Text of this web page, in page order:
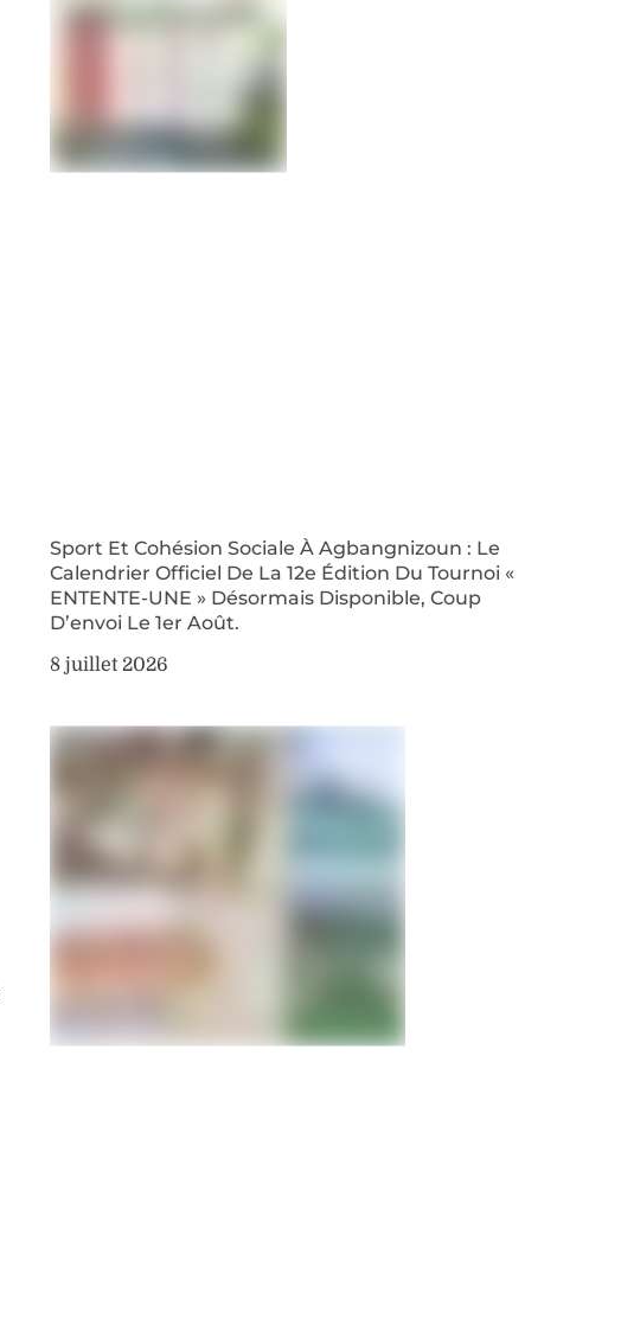
Sport Et Cohésion Sociale À Agbangnizoun : Le
Calendrier Officiel De La 12e Édition Du Tournoi «
ENTENTE-UNE » Désormais Disponible, Coup
D’envoi Le 1er Août.
8 juillet 2026